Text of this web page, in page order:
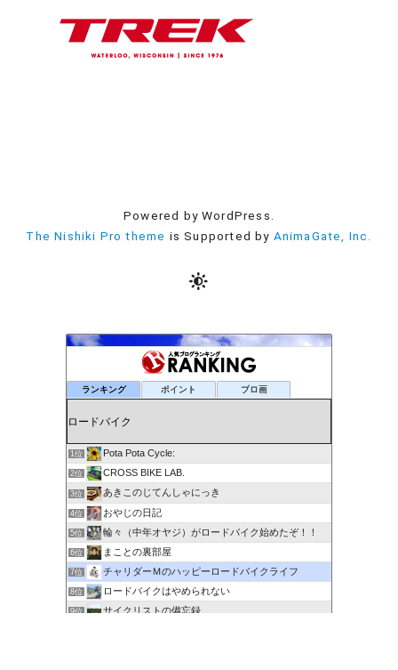
Powered by WordPress.
The Nishiki Pro theme is Supported by AnimaGate, Inc.
ランキング ポイント ブロ画
1位 Pota Pota Cycle:
2位 CROSS BIKE LAB.
3位 あきこのじてんしゃにっき
4位 おやじの日記
5位 輪々（中年オヤジ）がロードバイク始めたぞ！！
6位 まことの裏部屋
7位 チャリダーＭのハッピーロードバイクライフ
8位 ロードバイクはやめられない
9位 サイクリストの備忘録